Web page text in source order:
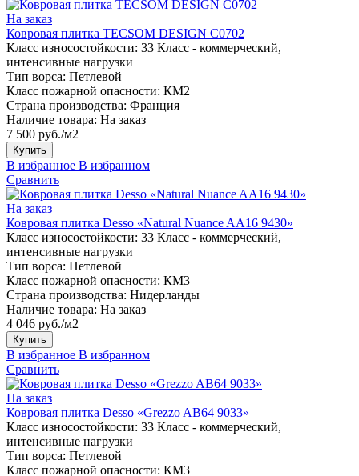
На заказ
Ковровая плитка TECSOM DESIGN C0702
Класс износостойкости: 33 Класс - коммерческий,
интенсивные нагрузки
Тип ворса: Петлевой
Класс пожарной опасности: КМ2
Страна производства: Франция
Наличие товара: На заказ
7 500 руб./м2
Купить
В избранное В избранном
Сравнить
На заказ
Ковровая плитка Desso «Natural Nuance AA16 9430»
Класс износостойкости: 33 Класс - коммерческий,
интенсивные нагрузки
Тип ворса: Петлевой
Класс пожарной опасности: КМ3
Страна производства: Нидерланды
Наличие товара: На заказ
4 046 руб./м2
Купить
В избранное В избранном
Сравнить
На заказ
Ковровая плитка Desso «Grezzo AB64 9033»
Класс износостойкости: 33 Класс - коммерческий,
интенсивные нагрузки
Тип ворса: Петлевой
Класс пожарной опасности: КМ3